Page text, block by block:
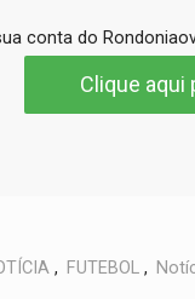
conta do
Clique aqui
, FUTEBOL ,